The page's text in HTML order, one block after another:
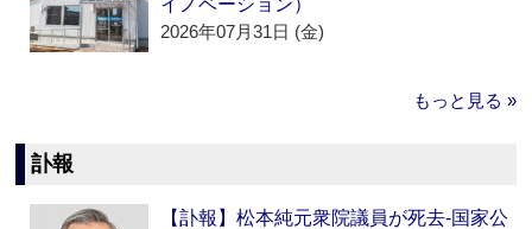
イノベーション）
2026年07月31日 (金)
もっと見る »
訃報
【訃報】松本純元衆院議員が死去‐国家公